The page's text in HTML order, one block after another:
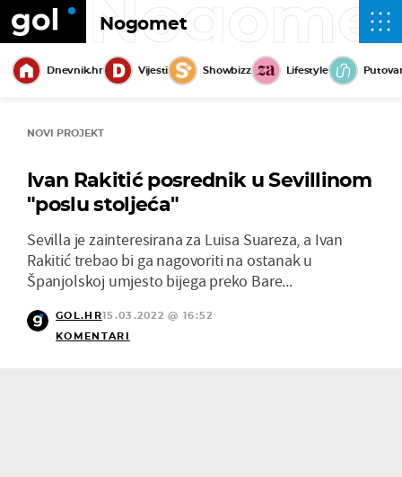
Nogomet
Dnevnik.hr Vijesti Showbizz Lifestyle
NOVI PROJEKT
Ivan Rakitić posrednik u Sevillinom
"poslu stoljeća"
Sevilla je zainteresirana za Luisa Suareza, a Ivan
Rakitić trebao bi ga nagovoriti na ostanak u
Španjolskoj umjesto bijega preko Bare...
GOL.HR15.03.2022 @ 16:52
KOMENTARI